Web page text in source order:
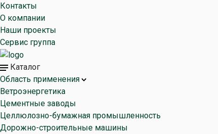
Контакты
О компании
Наши проекты
Сервис группа
Каталог
Область применения
Ветроэнергетика
Цементные заводы
Целлюлозно-бумажная промышленность
Дорожно-строительные машины